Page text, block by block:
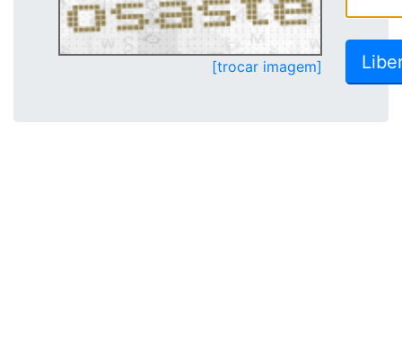
[trocar imagem]